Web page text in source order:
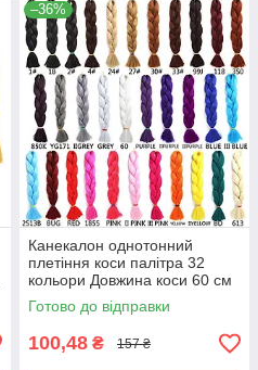
–36%
Канекалон однотонний
плетіння коси палітра 32
кольори Довжина коси 60 см
Термостійкий.
Готово до відправки
100,48 ₴ 157 ₴